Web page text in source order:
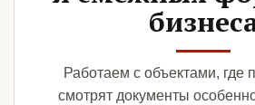
Работаем с объектами,
смотрят документы